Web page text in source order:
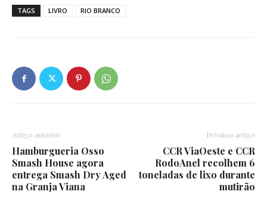
TAGS LIVRO RIO BRANCO
Artigo anterior
Hamburgueria Osso
Smash House agora
entrega Smash Dry Aged
na Granja Viana
Próximo artigo
CCR ViaOeste e CCR
RodoAnel recolhem 6
toneladas de lixo durante
mutirão